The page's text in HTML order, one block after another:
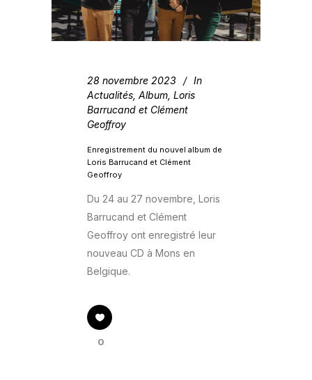
28 novembre 2023
In
Actualités Album Loris
Barrucand et Clément
Geoffroy
Enregistrement du nouvel album de
Loris Barrucand et Clément
Geoffroy
Du 24 au 27 novembre, Loris
Barrucand et Clément
Geoffroy ont enregistré leur
nouveau CD à Mons en
Belgique.
0